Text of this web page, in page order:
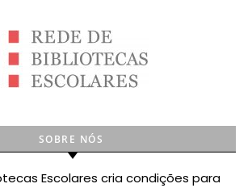
SOBRE NÓS
Escolares cria condições para